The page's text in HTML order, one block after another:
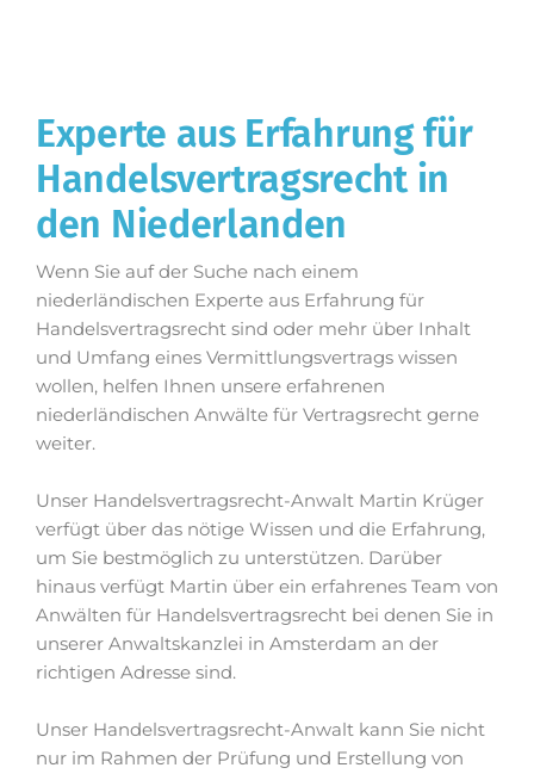
Experte aus Erfahrung für
Handelsvertragsrecht in
den Niederlanden
Wenn Sie auf der Suche nach einem
niederländischen Experte aus Erfahrung für
Handelsvertragsrecht sind oder mehr über Inhalt
und Umfang eines Vermittlungsvertrags wissen
wollen, helfen Ihnen unsere erfahrenen
niederländischen Anwälte für Vertragsrecht gerne
weiter.
Unser Handelsvertragsrecht-Anwalt Martin Krüger
verfügt über das nötige Wissen und die Erfahrung,
um Sie bestmöglich zu unterstützen. Darüber
hinaus verfügt Martin über ein erfahrenes Team von
Anwälten für Handelsvertragsrecht bei denen Sie in
unserer Anwaltskanzlei in Amsterdam an der
richtigen Adresse sind.
Unser Handelsvertragsrecht-Anwalt kann Sie nicht
nur im Rahmen der Prüfung und Erstellung von